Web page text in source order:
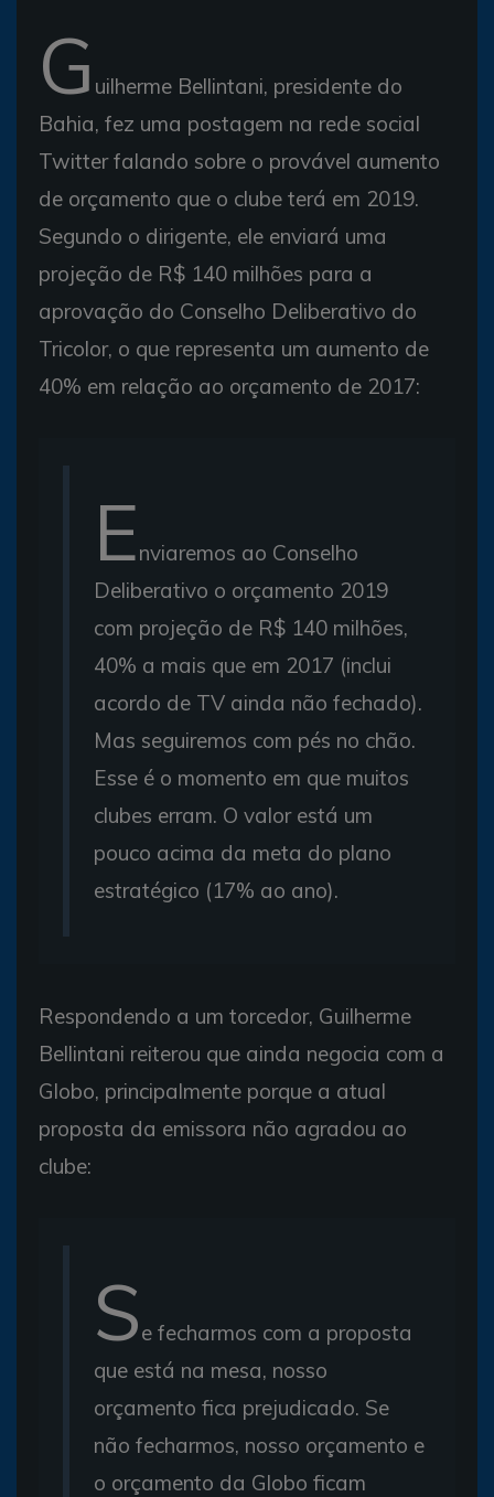
G uilherme Bellintani, presidente do
Bahia, fez uma postagem na rede social
Twitter falando sobre o provável aumento
de orçamento que o clube terá em 2019.
Segundo o dirigente, ele enviará uma
projeção de R$ 140 milhões para a
aprovação do Conselho Deliberativo do
Tricolor, o que representa um aumento de
40% em relação ao orçamento de 2017:
Enviaremos ao Conselho
Deliberativo o orçamento 2019
com projeção de R$ 140 milhões,
40% a mais que em 2017 (inclui
acordo de TV ainda não fechado).
Mas seguiremos com pés no chão.
Esse é o momento em que muitos
clubes erram. O valor está um
pouco acima da meta do plano
estratégico (17% ao ano).
Respondendo a um torcedor, Guilherme
Bellintani reiterou que ainda negocia com a
Globo, principalmente porque a atual
proposta da emissora não agradou ao
clube:
Se fecharmos com a proposta
que está na mesa, nosso
orçamento fica prejudicado. Se
não fecharmos, nosso orçamento e
o orçamento da Globo ficam